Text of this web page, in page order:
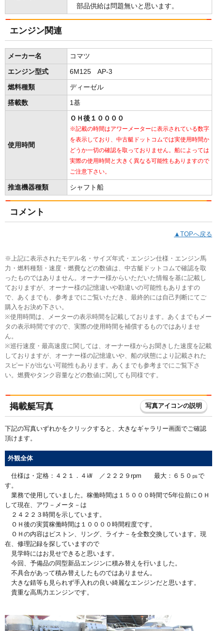
部品供給は問題無いと思います。
エンジン関連
メーカー名 コマツ
エンジン型式 6M125 AP-3
燃料種類 ディーゼル
搭載数 1基
使用時間
ＯＨ後１００００
※記載の時間はアワーメーターに表示されている数字
を表示しており、中古艇ドットコムでは実使用時間か
どうか一切の確認を取っておりません。船によっては
実際の使用時間と大きく異なる可能性もありますので
ご注意下さい。
推進機器種類 シャフト船
コメント
▲TOPへ戻る
※上記に表示されたモデル名・サイズ年式・エンジン仕様・エンジン馬
力・燃料種類・速度・燃費などの数値は、中古艇ドットコムで確認を取
ったものではありません。オーナー様からいただいた情報を基に記載し
ておりますが、オーナー様の記憶違いや勘違いの可能性もありますの
で、あくまでも、参考までにご覧いただき、最終的には自己判断にてご
購入をお決め下さい。
※使用時間は、メーターの表示時間を記載しております。あくまでもメー
タの表示時間ですので、実際の使用時間を補償するものではありませ
ん。
※巡行速度・最高速度に関しては、オーナー様からお聞きした速度を記載
しておりますが、オーナー様の記憶違いや、船の状態により記載された
スピードが出ない可能性もあります。あくまでも参考までにご覧下さ
い。燃費やタンク容量などの数値に関しても同様です。
掲載艇写真 写真アイコンの説明
下記の写真いずれかをクリックすると、大きなギャラリー画面でご確認
頂けます。
外観全体
仕様は・定格：４２１．４㎾ ／２２２９rpm 最大：６５０㎰で
す。
業務で使用していました。稼働時間は１５０００時間で5年位前にＯＨ
して現在、アワ－メータ－は
２４２２３時間を示しています。
ＯＨ後の実質稼働時間は１００００時間程度です。
ＯＨの内容はピストン、リング、ライナ－を全数交換しています。現
在、修理記録を探していますので
見学時にはお見せできると思います。
今回、予備品の同型新品エンジンに積み替えを行いました。
不具合があって積み替えしたものではありません。
大きな錆等も見られず手入れの良い綺麗なエンジンだと思います。
貴重な高馬力エンジンです。